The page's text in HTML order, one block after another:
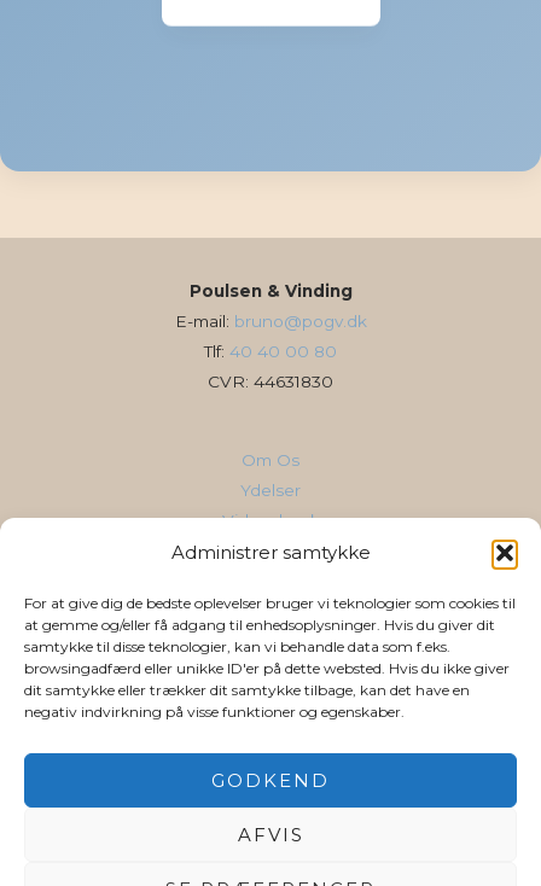
Administrer samtykke
For at give dig de bedste oplevelser bruger vi teknologier som cookies til
at gemme og/eller få adgang til enhedsoplysninger. Hvis du giver dit
samtykke til disse teknologier, kan vi behandle data som f.eks.
browsingadfærd eller unikke ID'er på dette websted. Hvis du ikke giver
dit samtykke eller trækker dit samtykke tilbage, kan det have en
negativ indvirkning på visse funktioner og egenskaber.
GODKEND
AFVIS
Poulsen & Vinding
E-mail: bruno@pogv.dk
Tlf: 40 40 00 80
CVR: 44631830
Om Os
Ydelser
Vidensbank
Cases & Referencer
AI for din branche
Følg os
LinkedIn
YouTube
Privatlivs-& Cookiepolitik